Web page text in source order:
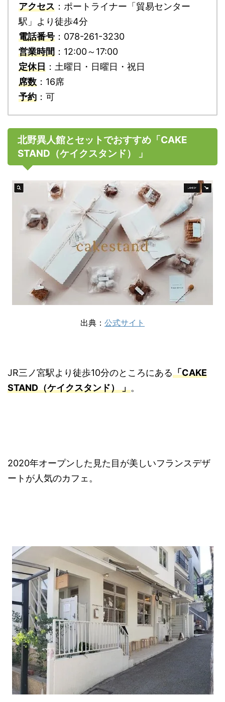
アクセス ：ポートライナー「貿易センター
駅」より徒歩4分
電話番号 ：078-261-3230
営業時間 ：12:00～17:00
定休日 ：土曜日・日曜日・祝日
席数 ：16席
予約 ：可
北野異人館とセットでおすすめ「CAKE
STAND （ケイクスタンド） 」
出典： 公式サイト
JR三ノ宮駅より徒歩10分のところにある「CAKE
STAND（ケイクスタンド）」。
2020年オープンした見た目が美しいフランスデザ
ートが人気のカフェ。